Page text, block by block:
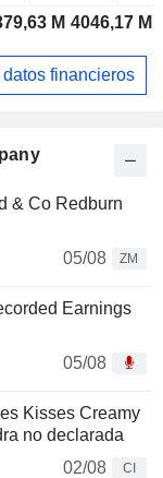
& Co Redburn
05/08
ZM
Earnings
05/08
Kisses Creamy
no declarada
02/08
CI
M 4046,17 M
datos financieros